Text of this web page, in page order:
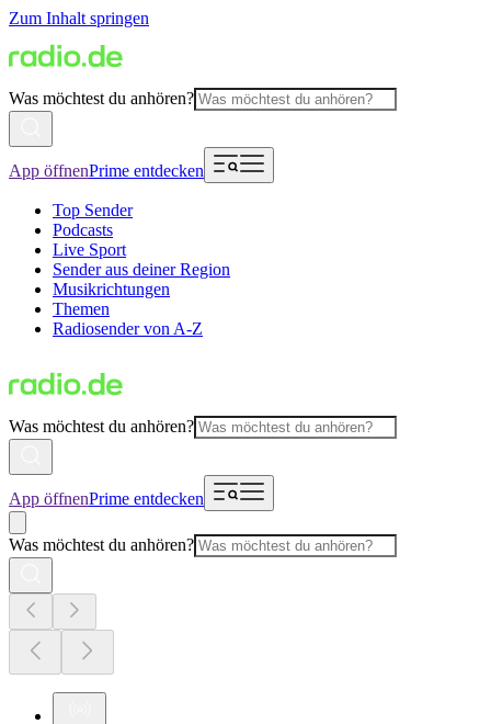
Zum Inhalt springen
Was möchtest du anhören?
App öffnenPrime entdecken
Top Sender
Podcasts
Live Sport
Sender aus deiner Region
Musikrichtungen
Themen
Radiosender von A-Z
Was möchtest du anhören?
App öffnenPrime entdecken
Was möchtest du anhören?